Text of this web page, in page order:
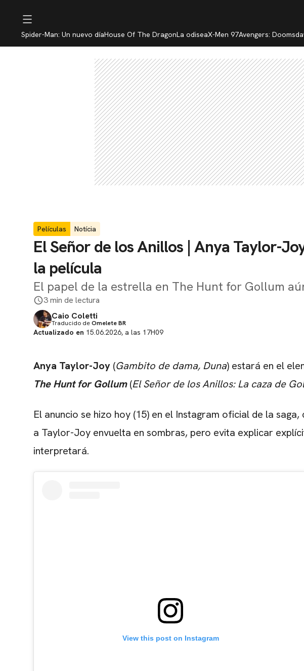
Spider-Man: Un nuevo díaHouse Of The DragonLa odiseaX-Men 97Avengers:
Películas Notícia
El Señor de los Anillos | Anya Taylor-
la película
El papel de la estrella en The Hunt for Gollum
3 min de lectura
Caio Coletti
Traducido deOmelete BR
Actualizado en 15.06.2026, a las 17H09
Anya Taylor-Joy (Gambito de dama, Duna) estará en el
The Hunt for Gollum(El Señor de los Anillos: La caza de
El anuncio se hizo hoy (15) en el Instagram oficial de la
a Taylor-Joy envuelta en sombras, pero evita explicar
interpretará.
View this post on Instagram